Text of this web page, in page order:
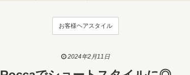
お客様ヘアスタイル
2024年2月11日